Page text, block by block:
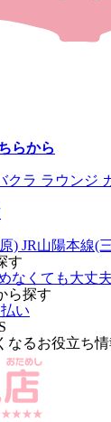
らから
クラ ラウンジ
) JR山陽本線(
す
なくても大丈夫
ら探す
い
なるお役立ち